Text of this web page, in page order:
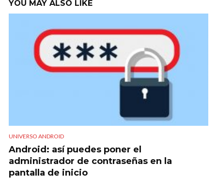
YOU MAY ALSO LIKE
UNIVERSO ANDROID
Android: así puedes poner el
administrador de contraseñas en la
pantalla de inicio